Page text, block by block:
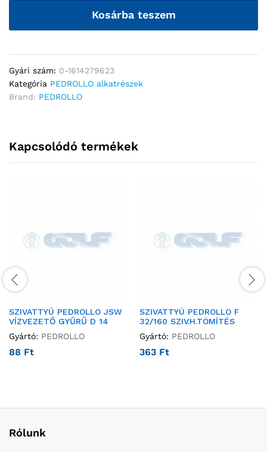
Kosárba teszem
Gyári szám: 0-1614279623
Kategória PEDROLLO alkatrészek
Brand: PEDROLLO
Kapcsolódó termékek
SZIVATTYÚ PEDROLLO JSW
VÍZVEZETŐ GYŰRŰ D 14
Gyártó: PEDROLLO
88 Ft
SZIVATTYÚ PEDROLLO F
32/160 SZIV.H.TÖMÍTÉS
Gyártó: PEDROLLO
363 Ft
Rólunk